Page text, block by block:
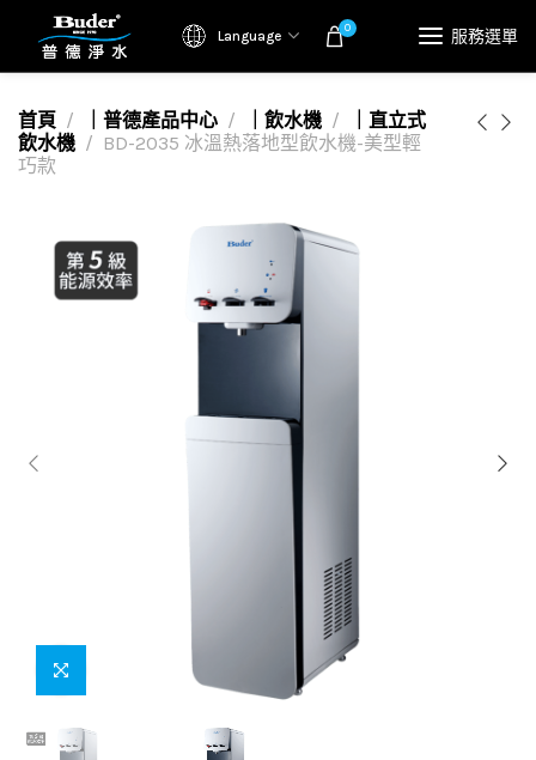
Language 0 服務選單
首頁 ｜普德產品中心 ｜飲水機
｜直立式
飲水機
BD-2035 冰溫熱落地型飲水機-美型輕
巧款